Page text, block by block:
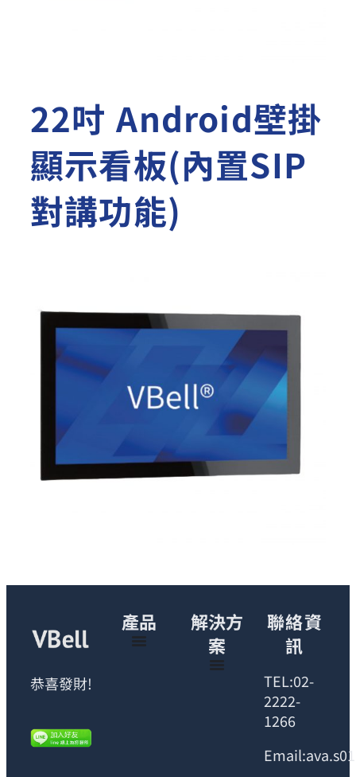
22吋 Android壁掛
顯示看板(內置SIP
對講功能)
恭喜發財!
產品
解決方
案
聯絡資
訊
TEL:02-
2222-
1266